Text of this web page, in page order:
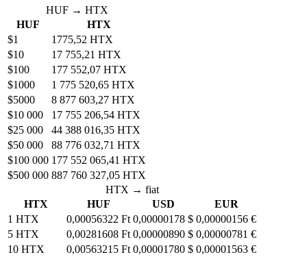
HUF → HTX
HUF
HTX
$1
1775,52 HTX
$10
17 755,21 HTX
$100
177 552,07 HTX
$1000
1 775 520,65 HTX
$5000
8 877 603,27 HTX
$10 000
17 755 206,54 HTX
$25 000
44 388 016,35 HTX
$50 000
88 776 032,71 HTX
$100 000 177 552 065,41 HTX
$500 000 887 760 327,05 HTX
HTX → fiat
HTX
HUF USD
EUR
1 HTX
0,00056322 Ft 0,00000178 $ 0,00000156 €
5 HTX
0,00281608 Ft 0,00000890 $ 0,00000781 €
10 HTX
0,00563215 Ft 0,00001780 $ 0,00001563 €